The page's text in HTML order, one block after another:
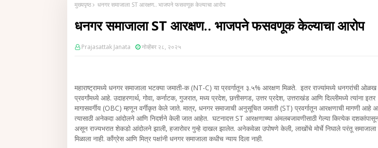
मुख्यपृष्ठ धनगर समाजाला ST आरक्षण.. भाजपने फसवणूक केल्याचा आरोप
धनगर समाजाला ST आरक्षण.. भाजपने फसवणूक केल्याचा आरोप
Prajasattak Janata नोव्हेंबर २८, २०२५
महाराष्ट्रामध्ये धनगर समाजाला भटक्या जमाती-क (NT-C) या प्रवर्गातून ३.५% आरक्षण मिळते. इतर राज्यांमध्ये धनगरांची
प्रवर्गांमध्ये आहे. उदाहरणार्थ, गोवा, कर्नाटक, गुजरात, मध्य प्रदेश, छत्तीसगड, उत्तर प्रदेश, उत्तराखंड आणि दिल्लीमध्ये त्यांना इतर
मागासवर्गीय (OBC) म्हणून वर्गीकृत केले जाते. मात्र, धनगर समाजाची अनुसूचित जमाती (ST) प्रवर्गातून आरक्षणाची मागणी आहे
त्यासाठी अनेकदा आंदोलने आणि निदर्शने केली जात आहेत. घटनादत्त ST आरक्षणाच्या अंमलबजावणीसाठी गेल्या कित्येक
असून राज्यभरात शेकडो आंदोलने झाली, हजारोवर गुन्हे दाखल झालेत. अनेकवेळा उपोषणे केली, लाखोंचे मोर्चे निघाले परंतू समाजाला
मिळाला नाही. काँग्रेस आणि मित्र पक्षांनी धनगर समाजाला कधीच न्याय दिला नाही.